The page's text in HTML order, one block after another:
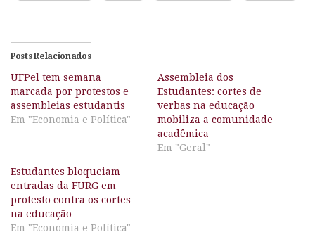
Posts Relacionados
UFPel tem semana
marcada por protestos e
assembleias estudantis
Em "Economia e Política"
Assembleia dos
Estudantes: cortes de
verbas na educação
mobiliza a comunidade
acadêmica
Em "Geral"
Estudantes bloqueiam
entradas da FURG em
protesto contra os cortes
na educação
Em "Economia e Política"